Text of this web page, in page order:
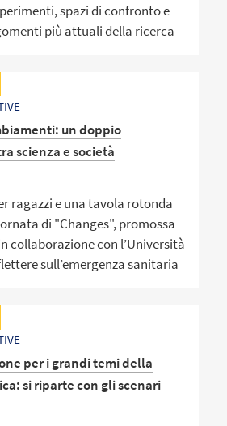
spazi di confronto e
più attuali della ricerca
un doppio
scienza e società
ragazzi e una tavola rotonda
di "Changes", promossa
collaborazione con l’Università
sull’emergenza sanitaria
per i grandi temi della
si riparte con gli scenari